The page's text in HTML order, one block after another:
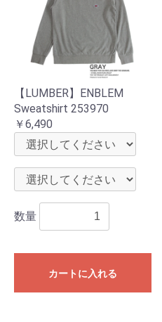
【LUMBER】ENBLEM
Sweatshirt 253970
￥6,490
数量
カートに入れる